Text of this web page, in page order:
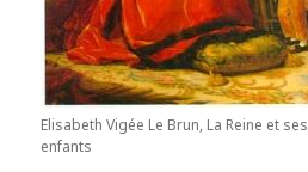
Elisabeth Vigée Le Brun, La Reine et ses
enfants